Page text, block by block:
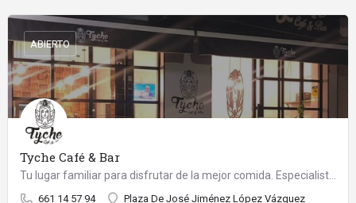
Tyche Café & Bar
661 14 57 94 Plaza De José Jiménez López Vázquez
ABIERTO